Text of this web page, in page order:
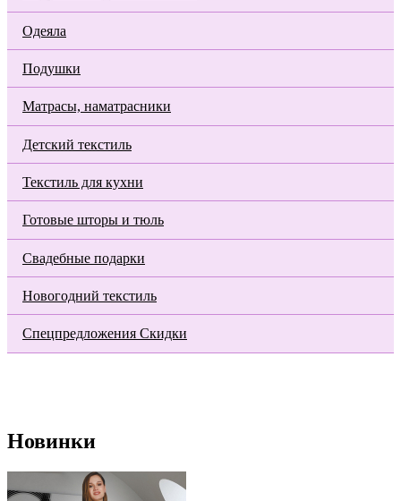
Одеяла
Подушки
Матрасы, наматрасники
Детский текстиль
Текстиль для кухни
Готовые шторы и тюль
Свадебные подарки
Новогодний текстиль
Спецпредложения Скидки
Новинки